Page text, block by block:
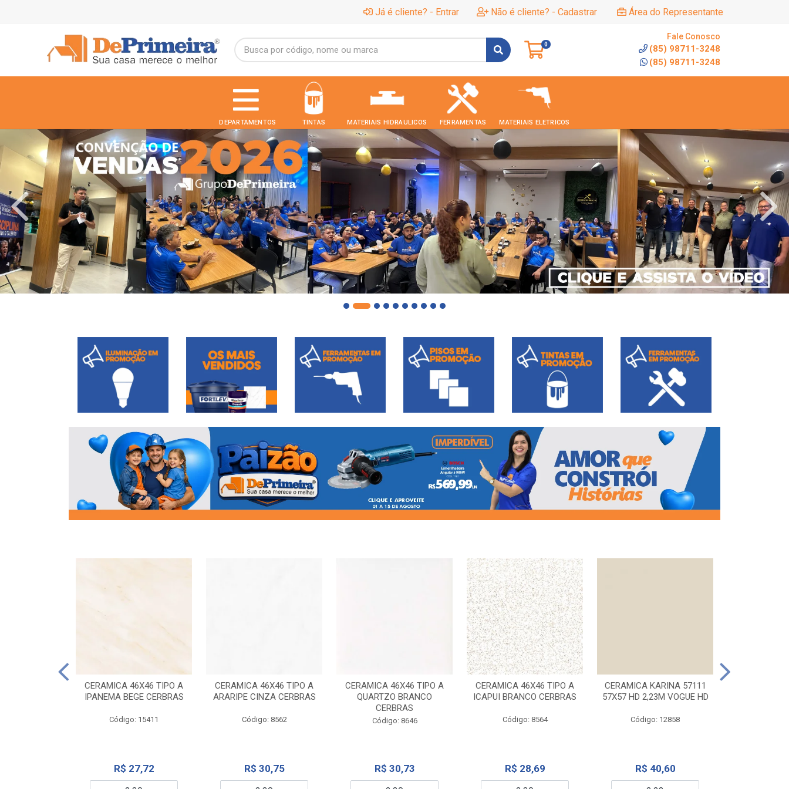
Já é cliente? - Entrar Não é cliente? - Cadastrar Área do Representante
0
Fale Conosco
(85) 98711-3248
(85) 98711-3248
DEPARTAMENTOS TINTAS MATERIAIS HIDRAULICOS FERRAMENTAS MATERIAIS ELETRICOS
CERAMICA 46X46 TIPO A
IPANEMA BEGE CERBRAS
Código: 15411
R$ 27,72
CERAMICA 46X46 TIPO A
ARARIPE CINZA CERBRAS
Código: 8562
R$ 30,75
CERAMICA 46X46 TIPO A
QUARTZO BRANCO
CERBRAS
Código: 8646
R$ 30,73
CERAMICA 46X46 TIPO A
ICAPUI BRANCO CERBRAS
Código: 8564
R$ 28,69
CERAMICA KARINA 57111
57X57 HD 2,23M VOGUE HD
Código: 12858
R$ 40,60